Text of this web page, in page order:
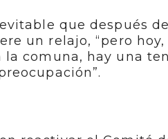
que después
un relajo, “pero
comuna, hay una